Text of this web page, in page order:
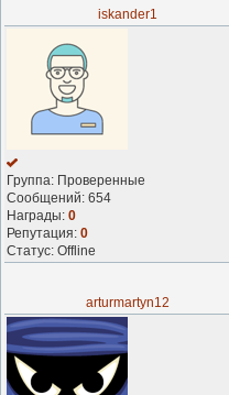
iskander1
Группа: Проверенные
Сообщений: 654
Награды: 0
Репутация: 0
Статус: Offline
arturmartyn12